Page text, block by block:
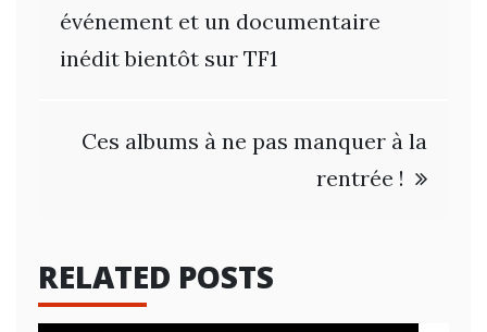
de
événement et un documentaire
inédit bientôt sur TF1
Ces albums à ne pas manquer à la
rentrée !
RELATED POSTS